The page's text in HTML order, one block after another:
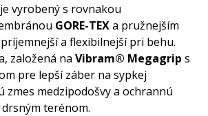
vyrobený s rovnakou
GORE-TEXa pružnejším
a flexibilnejší pri behu.
založená na Vibram® Megagrip s
pre lepší záber na sypkej
zmes medzipodošvy a ochrannú
terénom.